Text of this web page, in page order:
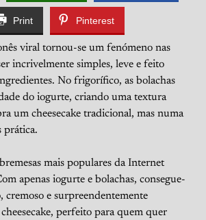
Print Pinterest
viral tornou-se um fenómeno nas
incrivelmente simples, leve e feito
No frigorífico, as bolachas
do iogurte, criando uma textura
um cheesecake tradicional, mas numa
prática.
mais populares da Internet
apenas iogurte e bolachas, consegue-
cremoso e surpreendentemente
perfeito para quem quer